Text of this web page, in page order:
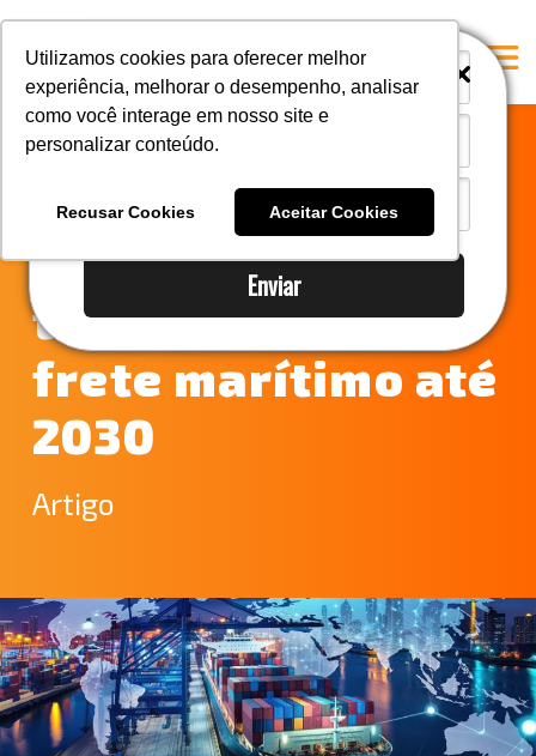
Enviar
Utilizamos cookies para oferecer melhor
experiência, melhorar o desempenho, analisar
como você interage em nosso site e
personalizar conteúdo.
Recusar Cookies Aceitar Cookies
i
i
A Mastersul
#35 (no title)
Blog
#37 (no title)
Navegando nas
ondas do futuro:
tendências do
frete marítimo até
2030
Artigo